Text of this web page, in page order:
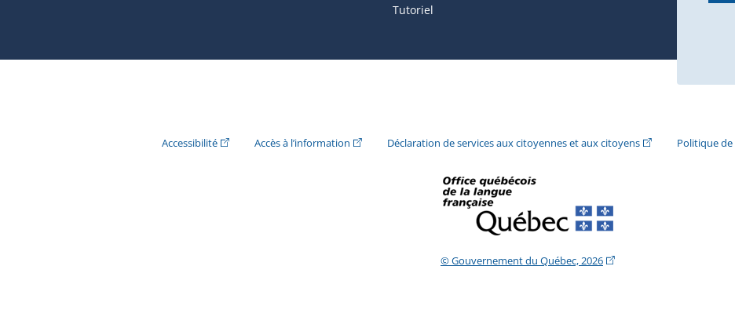
Tutoriel
Accessibilité(Cet hyperlien externe s'ouvrira dans une nouvelle fenêtre.)
Accès à l’information (Cet hyperlien externe s'ouvrira dans une nouvelle fenêtre.)
Déclaration de services aux citoyennes et aux citoyens(Cet hyperlien
Politique
© Gouvernement du Québec, 2026(Cet hyperlien externe